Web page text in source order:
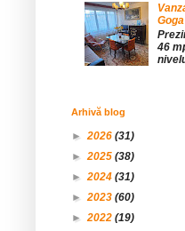
Goga
46
Arhivă blog
►2026 (31)
►2025 (38)
►2024 (31)
►2023 (60)
►2022 (19)